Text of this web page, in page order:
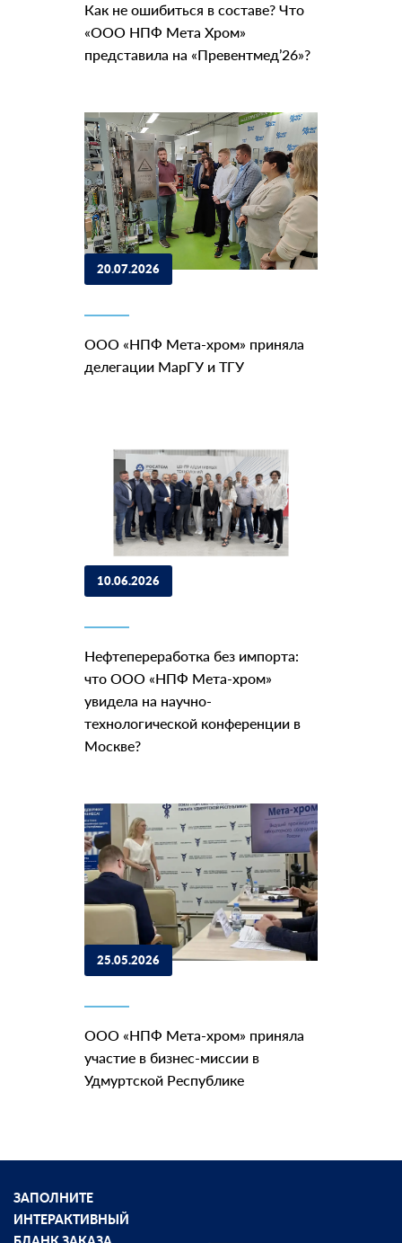
Как не ошибиться в составе? Что
«ООО НПФ Мета Хром»
представила на «Превентмед’26»?
20.07.2026
ООО «НПФ Мета-хром» приняла
делегации МарГУ и ТГУ
10.06.2026
Нефтепереработка без импорта:
что ООО «НПФ Мета-хром»
увидела на научно-
технологической конференции в
Москве?
25.05.2026
ООО «НПФ Мета-хром» приняла
участие в бизнес-миссии в
Удмуртской Республике
ЗАПОЛНИТЕ
ИНТЕРАКТИВНЫЙ